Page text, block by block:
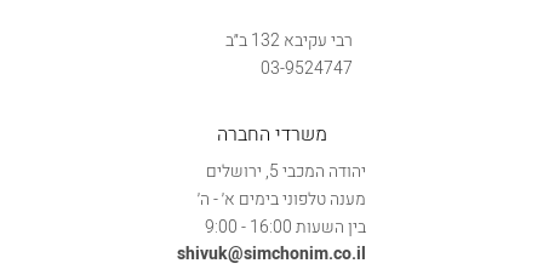
רבי עקיבא 132 ב״ב
03-9524747
משרדי החברה
יהודה המכבי 5, ירושלים
מענה טלפוני בימים א׳ - ה׳
בין השעות 16:00 - 9:00
shivuk@simchonim.co.il